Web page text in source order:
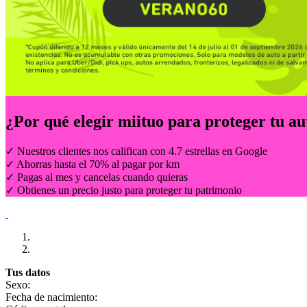
¿Por qué elegir miituo para proteger tu
✓ Nuestros clientes nos califican con 4.7 estrellas en Google
✓ Ahorras hasta el 70% al pagar por km
✓ Pagas al mes y cancelas cuando quieras
✓ Obtienes un precio justo para proteger tu patrimonio
Tus datos
Sexo:
Fecha de nacimiento: